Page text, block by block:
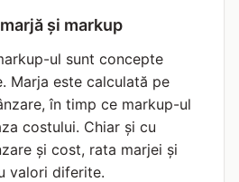
și markup
ul sunt concepte
Marja este calculată pe
în timp ce markup-ul
costului. Chiar și cu
și cost, rata marjei și
valori diferite.